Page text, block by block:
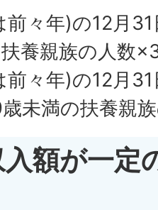
前々年)の12月
養親族の人数
前々年)の12月
未満の扶養親
額が一定